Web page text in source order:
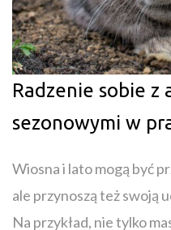
Radzenie sobie z
sezonowymi w
Wiosna i lato mogą być
ale przynoszą też swoją
Na przykład, nie tylko